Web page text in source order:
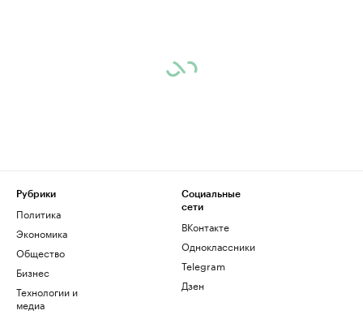
Рубрики
Политика
Экономика
Общество
Бизнес
Технологии и
медиа
Социальные
сети
ВКонтакте
Одноклассники
Telegram
Дзен